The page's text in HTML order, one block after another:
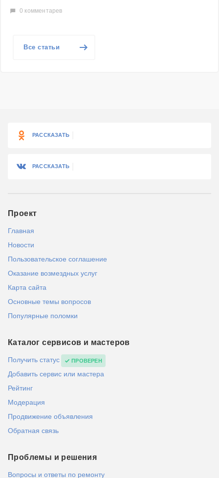
0 комментарев
Все статьи
РАССКАЗАТЬ
РАССКАЗАТЬ
Проект
Главная
Новости
Пользовательское соглашение
Оказание возмездных услуг
Карта сайта
Основные темы вопросов
Популярные поломки
Каталог сервисов и мастеров
Получить статус ПРОВЕРЕН
Добавить сервис или мастера
Рейтинг
Модерация
Продвижение объявления
Обратная связь
Проблемы и решения
Вопросы и ответы по ремонту